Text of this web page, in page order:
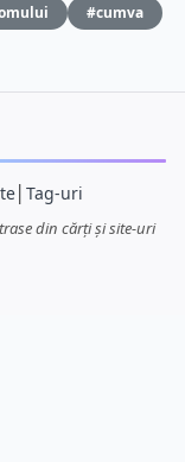
#cumva
│ Tag-uri
din cărți și site-uri